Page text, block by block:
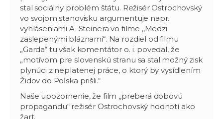
stal sociálny problém štátu. Režisér Ostrochovský
vo svojom stanovisku argumentuje napr.
vyhláseniami A. Steinera vo filme ,,Medzi
zaslepenými bláznami“. Na rozdiel od filmu
„Garda“ tu však komentátor o. i. povedal, že
„motívom pre slovenskú stranu sa stal možný zisk
plynúci z neplatenej práce, o ktorý by vysídlením
Židov do Poľska prišli.“
Naše upozornenie, že film ,,preberá dobovú
propagandu“ režisér Ostrochovský hodnotí ako
žart.